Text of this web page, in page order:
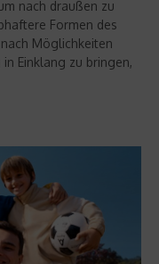
nach draußen zu
Formen des
Möglichkeiten
Einklang zu bringen,